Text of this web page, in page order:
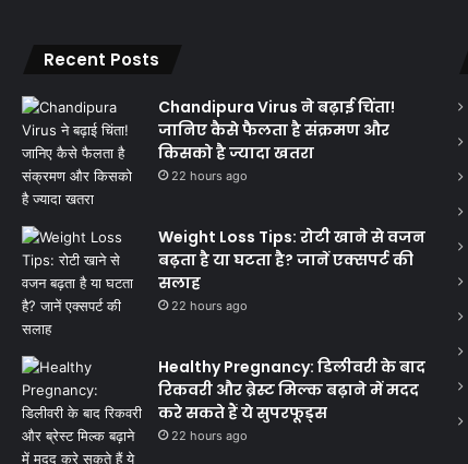
Recent Posts
Chandipura Virus ने बढ़ाई चिंता!
जानिए कैसे फैलता है संक्रमण और
किसको है ज्यादा खतरा
22 hours ago
Weight Loss Tips: रोटी खाने से वजन
बढ़ता है या घटता है? जानें एक्सपर्ट की
सलाह
22 hours ago
Healthy Pregnancy: डिलीवरी के बाद
रिकवरी और ब्रेस्ट मिल्क बढ़ाने में मदद
करे सकते हैं ये सुपरफूड्स
22 hours ago